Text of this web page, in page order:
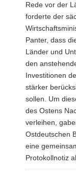
Rede vor der
forderte der
Panter, dass
Länder und
den
Investitionen
stärker
sollen. Um
des Ostens
verleihen,
Ostdeutschen
eine
Protokollnotiz